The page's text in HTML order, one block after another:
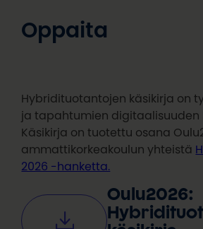
Oppaita
Hybridituotantojen käsikirja on
ja tapahtumien digitaalisuuden
Käsikirja on tuotettu osana
ammattikorkeakoulun yhteistä
2026 -hanketta.
Oulu2026: